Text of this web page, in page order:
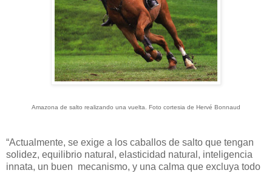
Amazona de salto realizando una vuelta. Foto cortesia de Hervé Bonnaud
“Actualmente, se exige a los caballos de salto que tengan
solidez, equilibrio natural, elasticidad natural, inteligencia
innata, un buen mecanismo, y una calma que excluya todo